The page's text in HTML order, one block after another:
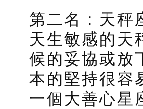
第二名：天秤
天生敏感的天
候的妥協或放
本的堅持很容
一個大善心星